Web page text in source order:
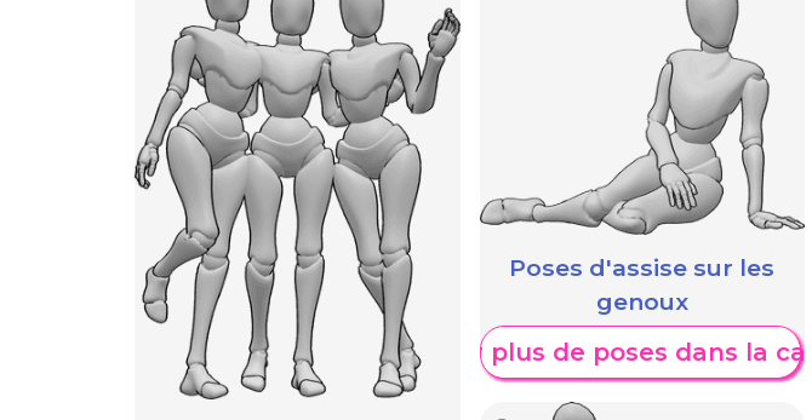
Poses d'assise sur les
genoux
Afficher plus de poses dans la